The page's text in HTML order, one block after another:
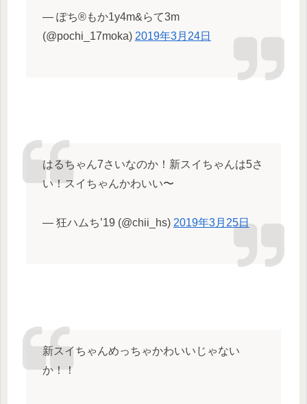
— ぽち®︎もか1y4m&らて3m
(@pochi_17moka) 2019年3月24日
はるちゃん7さいなのか！新スイちゃんは5さ
い！スイちゃんかわいい〜
— 狂ハムち’19 (@chii_hs) 2019年3月25日
新スイちゃんめっちゃかわいいじゃない
か！！